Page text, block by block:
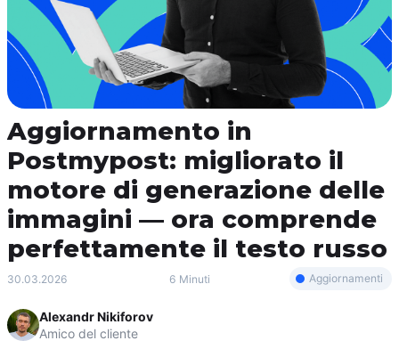
Aggiornamento in
Postmypost: migliorato il
motore di generazione delle
immagini — ora comprende
perfettamente il testo russo
30.03.2026 6 Minuti Aggiornamenti
Alexandr Nikiforov
Amico del cliente